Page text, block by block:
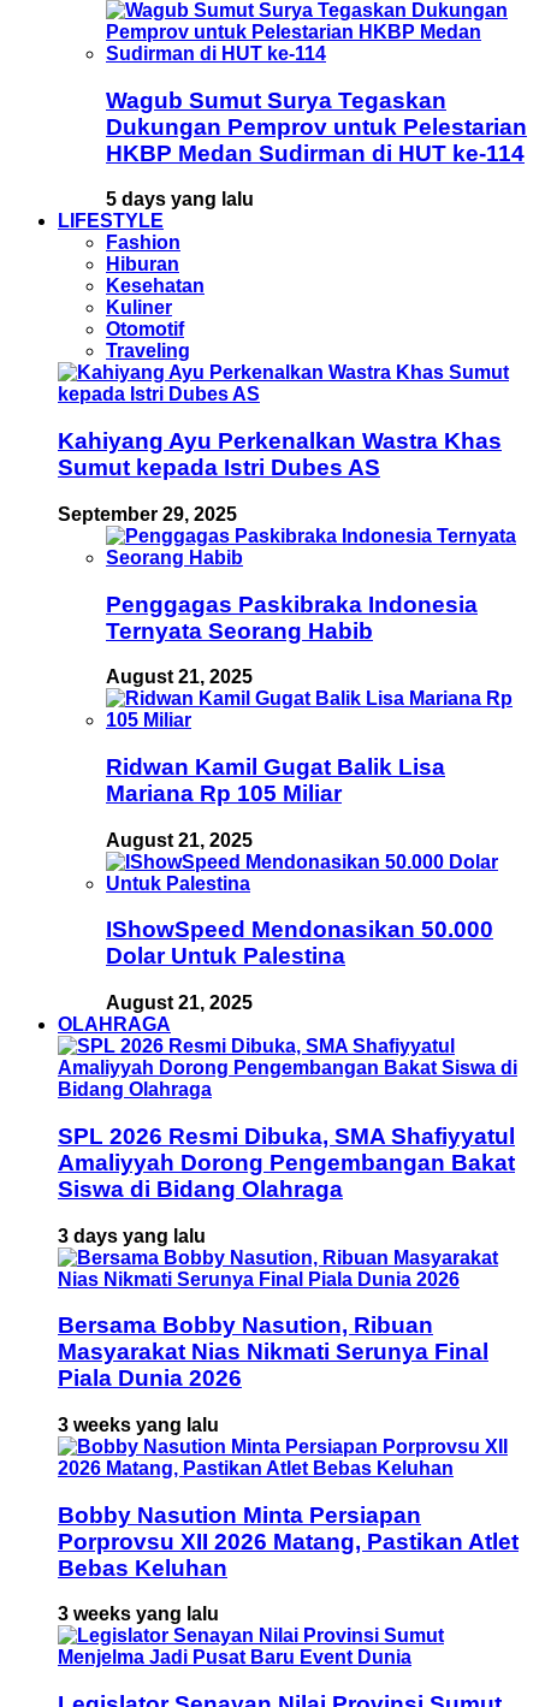
Wagub Sumut Surya Tegaskan
Dukungan Pemprov untuk Pelestarian
HKBP Medan Sudirman di HUT ke-114
5 days yang lalu
LIFESTYLE
Fashion
Hiburan
Kesehatan
Kuliner
Otomotif
Traveling
Kahiyang Ayu Perkenalkan Wastra Khas
Sumut kepada Istri Dubes AS
September 29, 2025
Penggagas Paskibraka Indonesia
Ternyata Seorang Habib
August 21, 2025
Ridwan Kamil Gugat Balik Lisa
Mariana Rp 105 Miliar
August 21, 2025
IShowSpeed Mendonasikan 50.000
Dolar Untuk Palestina
August 21, 2025
OLAHRAGA
SPL 2026 Resmi Dibuka, SMA Shafiyyatul
Amaliyyah Dorong Pengembangan Bakat
Siswa di Bidang Olahraga
3 days yang lalu
Bersama Bobby Nasution, Ribuan
Masyarakat Nias Nikmati Serunya Final
Piala Dunia 2026
3 weeks yang lalu
Bobby Nasution Minta Persiapan
Porprovsu XII 2026 Matang, Pastikan Atlet
Bebas Keluhan
3 weeks yang lalu